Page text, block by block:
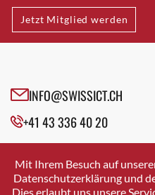
Bäretswil
Bülach
Cazis
Crissier
Davos Platz
Dierikon
Dietikon
Jetzt Mitglied werden
INFO@SWISSICT.CH
+41 43 336 40 20
SWISSICT
VULKANSTRASSE 120
8048 ZURICH
Mit Ihrem Besuch auf
Datenschutzerklärung und
Dies erlaubt uns unsere